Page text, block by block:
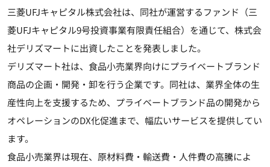
三菱UFJキャピタル株式会社は、同社が運営するファンド（三
菱UFJキャピタル9号投資事業有限責任組合）を通じて、株式会
社デリズマートに出資したことを発表しました。
デリズマート社は、食品小売業界向けにプライベートブランド
商品の企画・開発・卸を行う企業です。同社は、業界全体の生
産性向上を支援するため、プライベートブランド品の開発から
オペレーションのDX化促進まで、幅広いサービスを提供してい
ます。
食品小売業界は現在、原材料費・輸送費・人件費の高騰によ